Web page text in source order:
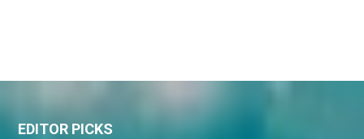
EDITOR PICKS